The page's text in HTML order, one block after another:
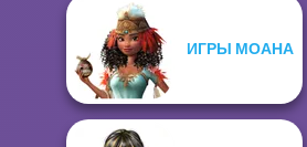
ИГРЫ МОАНА